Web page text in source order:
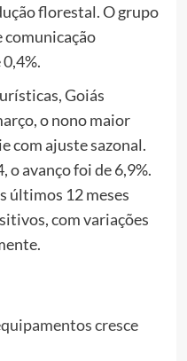
florestal. O grupo
comunicação
Goiás
o nono maior
com ajuste sazonal.
o avanço foi de 6,9%.
últimos 12 meses
com variações
cresce